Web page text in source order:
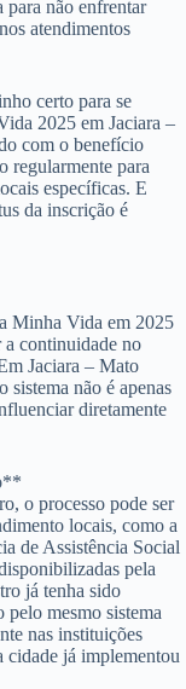
não enfrentar
atendimentos
certo para se
2025 em Jaciara –
com o benefício
regularmente para
específicas. E
da inscrição é
Minha Vida em 2025
a continuidade no
Jaciara – Mato
sistema não é apenas
diretamente
o processo pode ser
locais, como a
de Assistência Social
pela
já tenha sido
pelo mesmo sistema
nas instituições
cidade já implementou